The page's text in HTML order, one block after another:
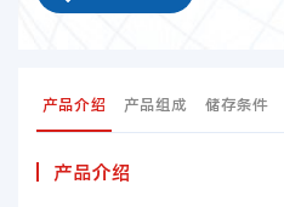
产品介绍 产品组成 储存条件
产品介绍